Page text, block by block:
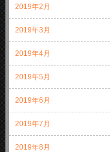
2019年2月
2019年3月
2019年4月
2019年5月
2019年6月
2019年7月
2019年8月